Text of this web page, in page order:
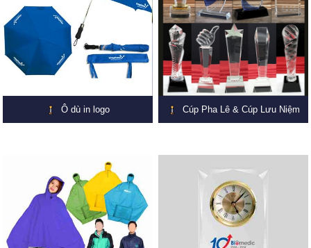
Ô dù in logo Cúp Pha Lê & Cúp Lưu Niệm